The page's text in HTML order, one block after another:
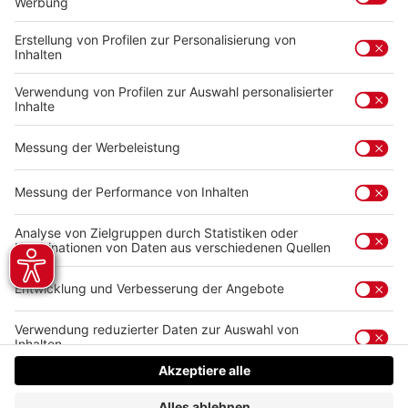
In den Warenkorb
Kontakt Impressum AGB
Datenschutz
Widerrufsbelehrung
Alle Preise inkl. gesetzl. Mehrwertsteuer zzgl.
Versandkostenund ggf. Nachnahmegebühren, wenn nicht